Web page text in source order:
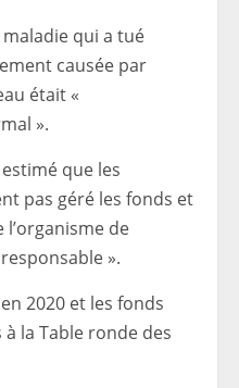
maladie qui a tué
causée par
était «
».
que les
pas géré les fonds et
de
».
2020 et les fonds
la Table ronde des